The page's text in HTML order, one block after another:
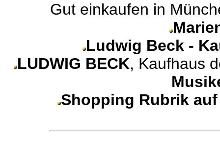
Gut einkaufen in
Ludwig Beck -
LUDWIG BECK, Kaufhaus
Shopping Rubrik